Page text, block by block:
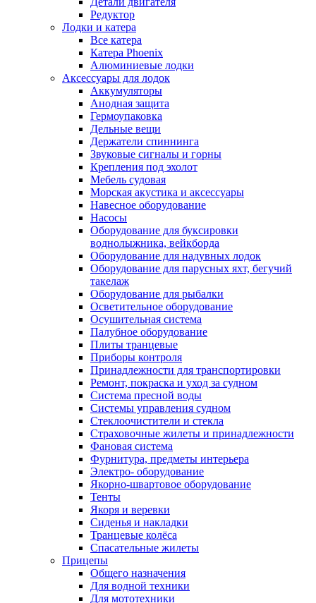
Редуктор
Лодки и катера
Все катера
Катера Phoenix
Алюминиевые лодки
Аксессуары для лодок
Аккумуляторы
Анодная защита
Гермоупаковка
Дельные вещи
Держатели спиннинга
Звуковые сигналы и горны
Крепления под эхолот
Мебель судовая
Морская акустика и аксессуары
Навесное оборудование
Насосы
Оборудование для буксировки
воднолыжника, вейкборда
Оборудование для надувных лодок
Оборудование для парусных яхт, бегучий
такелаж
Оборудование для рыбалки
Осветительное оборудование
Осушительная система
Палубное оборудование
Плиты транцевые
Приборы контроля
Принадлежности для транспортировки
Ремонт, покраска и уход за судном
Система пресной воды
Системы управления судном
Стеклоочистители и стекла
Страховочные жилеты и принадлежности
Фановая система
Фурнитура, предметы интерьера
Электро- оборудование
Якорно-швартовое оборудование
Тенты
Якоря и веревки
Сиденья и накладки
Транцевые колёса
Спасательные жилеты
Прицепы
Общего назначения
Для водной техники
Для мототехники